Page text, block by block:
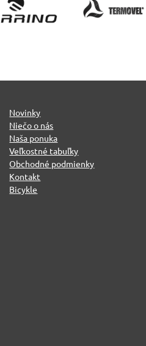
Novinky
Niečo o nás
Naša ponuka
Veľkostné tabuľky
Obchodné podmienky
Kontakt
Bicykle